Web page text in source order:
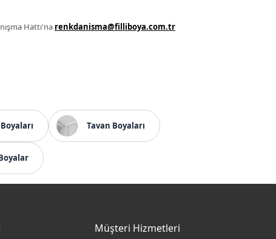
Hattı'na renkdanisma@filliboya.com.tr
Tavan Boyaları
Müşteri Hizmetleri